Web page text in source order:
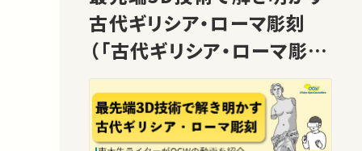
古代ギリシア・ローマ彫刻
（「古代ギリシア・ローマ彫刻
と先端技術」芳賀 京子先生）